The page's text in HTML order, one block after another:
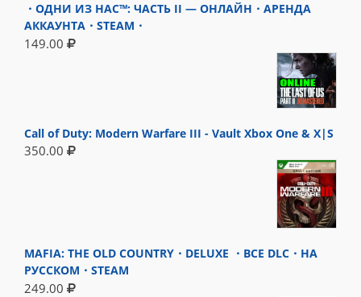
・ОДНИ ИЗ НАС™: ЧАСТЬ II — ОНЛАЙН・АРЕНДА
АККАУНТА・STEAM・
149.00
Call of Duty: Modern Warfare III - Vault Xbox One & X|S
350.00
MAFIA: THE OLD COUNTRY・DELUXE ・ВСЕ DLC・НА
РУССКОМ・STEAM
249.00